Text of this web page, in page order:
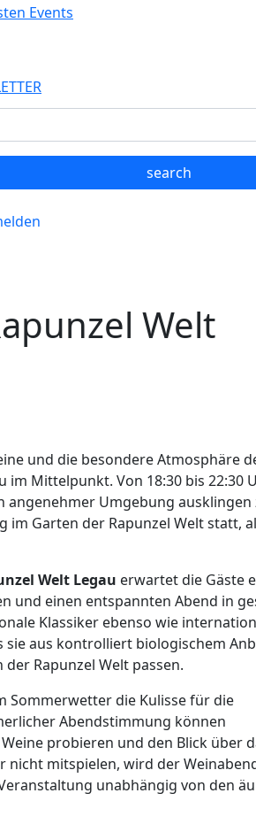
Welt
und die besondere Atmosphäre
im Mittelpunkt. Von 18:30 bis 22:30
Umgebung ausklingen
im Garten der Rapunzel Welt statt,
Welt Legau erwartet die Gäste
und einen entspannten Abend in
Klassiker ebenso wie
sie aus kontrolliert biologischem
Rapunzel Welt passen.
Sommerwetter die Kulisse für die
Abendstimmung können
probieren und den Blick über
mitspielen, wird der
unabhängig von den